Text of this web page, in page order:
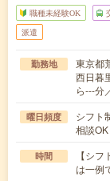
職種未経験OK
派遣
勤務地
東京都
西日暮
ら---分
曜日頻度
シフト
相談OK
時間
【シ
は一例